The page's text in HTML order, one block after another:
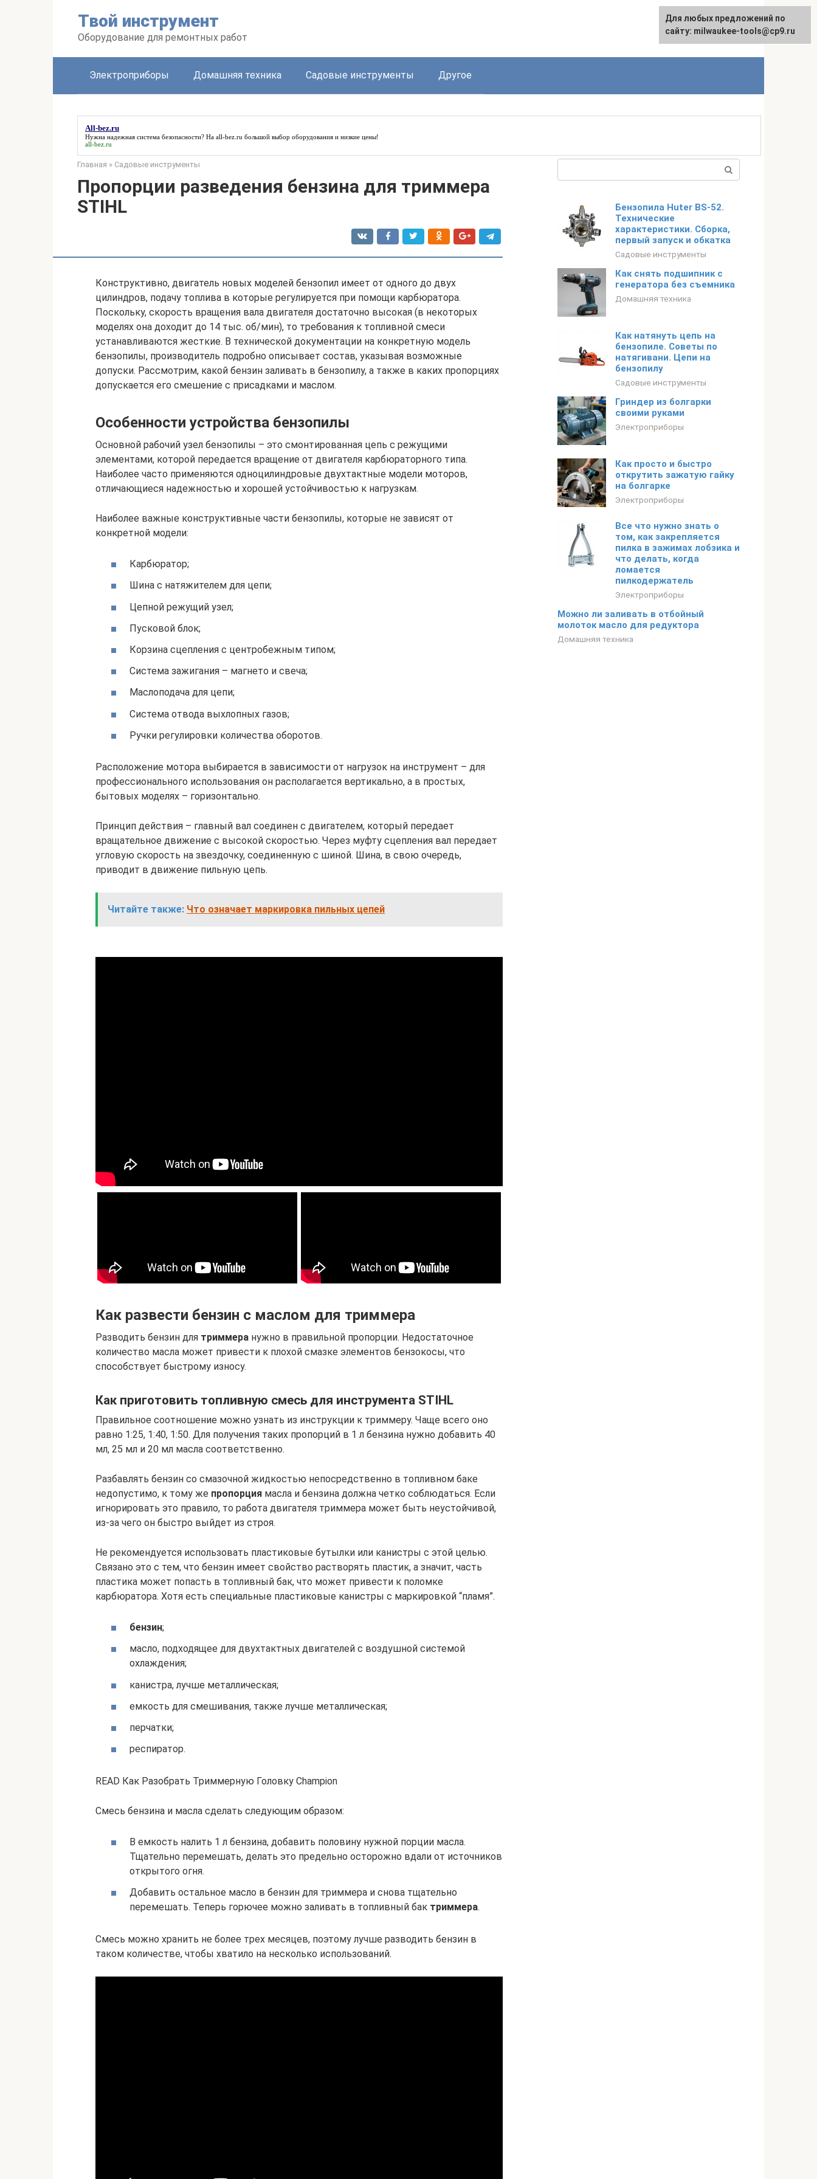
Твой инструмент
Оборудование для ремонтных работ
English
Электроприборы Домашняя техника Садовые инструменты Другое
All-bez.ru
Нужна надежная система безопасности? На all-bez.ru большой выбор оборудования и низкие цены!
all-bez.ru
Главная » Садовые инструменты
Пропорции разведения бензина для триммера
STIHL
Конструктивно, двигатель новых моделей бензопил имеет от одного до двух
цилиндров, подачу топлива в которые регулируется при помощи карбюратора.
Поскольку, скорость вращения вала двигателя достаточно высокая (в некоторых
моделях она доходит до 14 тыс. об/мин), то требования к топливной смеси
устанавливаются жесткие. В технической документации на конкретную модель
бензопилы, производитель подробно описывает состав, указывая возможные
допуски. Рассмотрим, какой бензин заливать в бензопилу, а также в каких пропорциях
допускается его смешение с присадками и маслом.
Особенности устройства бензопилы
Основной рабочий узел бензопилы – это смонтированная цепь с режущими
элементами, которой передается вращение от двигателя карбюраторного типа.
Наиболее часто применяются одноцилиндровые двухтактные модели моторов,
отличающиеся надежностью и хорошей устойчивостью к нагрузкам.
Наиболее важные конструктивные части бензопилы, которые не зависят от
конкретной модели:
Карбюратор;
Шина с натяжителем для цепи;
Цепной режущий узел;
Пусковой блок;
Корзина сцепления с центробежным типом;
Система зажигания – магнето и свеча;
Маслоподача для цепи;
Система отвода выхлопных газов;
Ручки регулировки количества оборотов.
Расположение мотора выбирается в зависимости от нагрузок на инструмент – для
профессионального использования он располагается вертикально, а в простых,
бытовых моделях – горизонтально.
Принцип действия – главный вал соединен с двигателем, который передает
вращательное движение с высокой скоростью. Через муфту сцепления вал передает
угловую скорость на звездочку, соединенную с шиной. Шина, в свою очередь,
приводит в движение пильную цепь.
Читайте также: Что означает маркировка пильных цепей
Как развести бензин с маслом для триммера
Разводить бензин для триммера нужно в правильной пропорции. Недостаточное
количество масла может привести к плохой смазке элементов бензокосы, что
способствует быстрому износу.
Как приготовить топливную смесь для инструмента STIHL
Правильное соотношение можно узнать из инструкции к триммеру. Чаще всего оно
равно 1:25, 1:40, 1:50. Для получения таких пропорций в 1 л бензина нужно добавить 40
мл, 25 мл и 20 мл масла соответственно.
Разбавлять бензин со смазочной жидкостью непосредственно в топливном баке
недопустимо, к тому же пропорция масла и бензина должна четко соблюдаться. Если
игнорировать это правило, то работа двигателя триммера может быть неустойчивой,
из-за чего он быстро выйдет из строя.
Не рекомендуется использовать пластиковые бутылки или канистры с этой целью.
Связано это с тем, что бензин имеет свойство растворять пластик, а значит, часть
пластика может попасть в топливный бак, что может привести к поломке
карбюратора. Хотя есть специальные пластиковые канистры с маркировкой “пламя”.
бензин;
масло, подходящее для двухтактных двигателей с воздушной системой
охлаждения;
канистра, лучше металлическая;
емкость для смешивания, также лучше металлическая;
перчатки;
респиратор.
READ Как Разобрать Триммерную Головку Champion
Смесь бензина и масла сделать следующим образом:
В емкость налить 1 л бензина, добавить половину нужной порции масла.
Тщательно перемешать, делать это предельно осторожно вдали от источников
открытого огня.
Добавить остальное масло в бензин для триммера и снова тщательно
перемешать. Теперь горючее можно заливать в топливный бак триммера.
Смесь можно хранить не более трех месяцев, поэтому лучше разводить бензин в
таком количестве, чтобы хватило на несколько использований.
Бензопила Huter BS-52.
Технические
характеристики. Сборка,
первый запуск и обкатка
Садовые инструменты
Как снять подшипник с
генератора без съемника
Домашняя техника
Как натянуть цепь на
бензопиле. Советы по
натягивани. Цепи на
бензопилу
Садовые инструменты
Гриндер из болгарки
своими руками
Электроприборы
Как просто и быстро
открутить зажатую гайку
на болгарке
Электроприборы
Все что нужно знать о
том, как закрепляется
пилка в зажимах лобзика и
что делать, когда
ломается
пилкодержатель
Электроприборы
Можно ли заливать в отбойный
молоток масло для редуктора
Домашняя техника
Для любых предложений по
сайту: milwaukee-tools@cp9.ru